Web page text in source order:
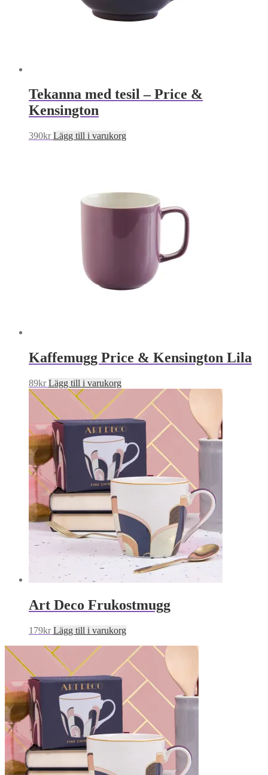
Tekanna med tesil – Price &
Kensington
390kr Lägg till i varukorg
Kaffemugg Price & Kensington Lila
89kr Lägg till i varukorg
Art Deco Frukostmugg
179kr Lägg till i varukorg